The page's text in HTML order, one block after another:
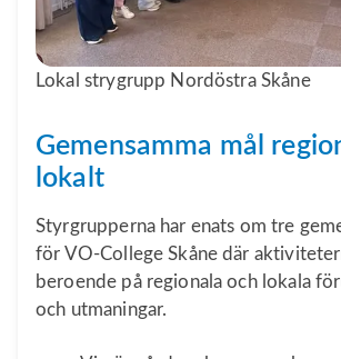
Lokal strygrupp Nordöstra Skåne
Gemensamma mål
lokalt
Styrgrupperna har enats om tre
för VO-College Skåne där
beroende på regionala och lokala
och utmaningar.